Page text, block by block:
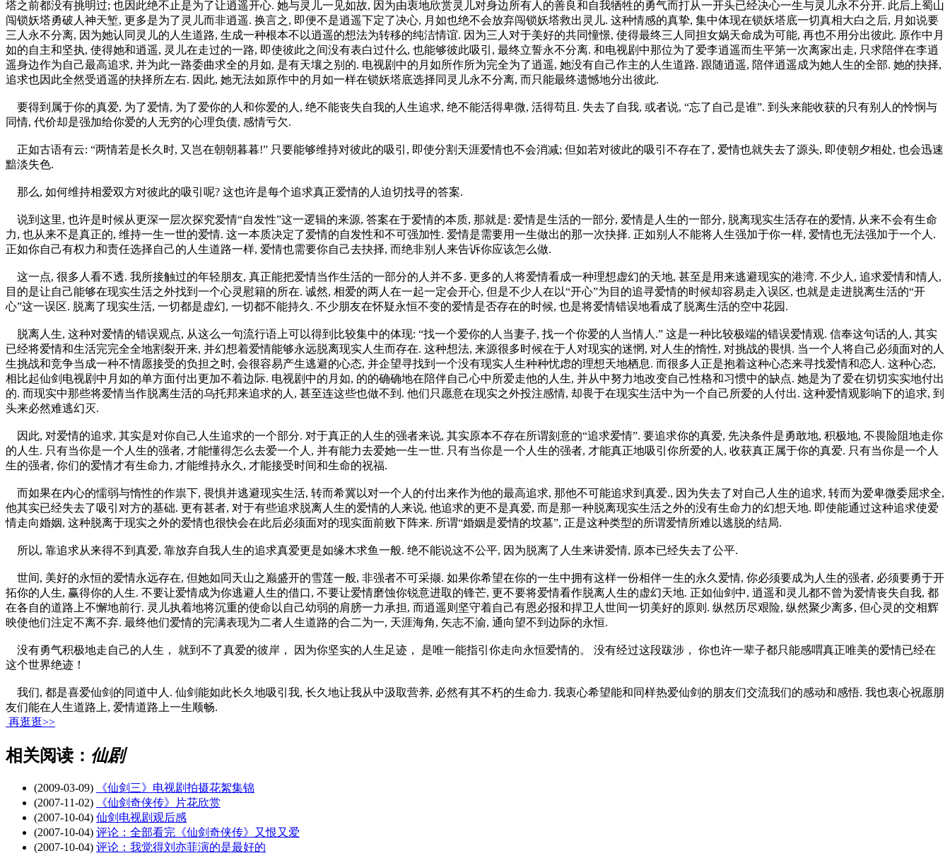
塔之前都没有挑明过; 也因此绝不止是为了让逍遥开心. 她与灵儿一见如故, 因为由衷地欣赏灵儿对身边所有人的善良和自我牺牲的勇气而打从一开头已经决心一生与灵儿永不分开. 此后上蜀山
闯锁妖塔勇破人神天堑, 更多是为了灵儿而非逍遥. 换言之, 即便不是逍遥下定了决心, 月如也绝不会放弃闯锁妖塔救出灵儿. 这种情感的真挚, 集中体现在锁妖塔底一切真相大白之后, 月如说要
三人永不分离, 因为她认同灵儿的人生道路, 生成一种根本不以逍遥的想法为转移的纯洁情谊. 因为三人对于美好的共同憧憬, 使得最终三人同担女娲天命成为可能, 再也不用分出彼此. 原作中月
如的自主和坚执, 使得她和逍遥, 灵儿在走过的一路, 即使彼此之间没有表白过什么, 也能够彼此吸引, 最终立誓永不分离. 和电视剧中那位为了爱李逍遥而生平第一次离家出走, 只求陪伴在李逍
遥身边作为自己最高追求, 并为此一路委曲求全的月如, 是有天壤之别的. 电视剧中的月如所作所为完全为了逍遥, 她没有自己作主的人生道路. 跟随逍遥, 陪伴逍遥成为她人生的全部. 她的抉择,
追求也因此全然受逍遥的抉择所左右. 因此, 她无法如原作中的月如一样在锁妖塔底选择同灵儿永不分离, 而只能最终遗憾地分出彼此.
要得到属于你的真爱, 为了爱情, 为了爱你的人和你爱的人, 绝不能丧失自我的人生追求, 绝不能活得卑微, 活得苟且. 失去了自我, 或者说, “忘了自己是谁”. 到头来能收获的只有别人的怜悯与
同情, 代价却是强加给你爱的人无穷的心理负债, 感情亏欠.
正如古语有云: “两情若是长久时, 又岂在朝朝暮暮!” 只要能够维持对彼此的吸引, 即使分割天涯爱情也不会消减; 但如若对彼此的吸引不存在了, 爱情也就失去了源头, 即使朝夕相处, 也会迅速
黯淡失色.
那么, 如何维持相爱双方对彼此的吸引呢? 这也许是每个追求真正爱情的人迫切找寻的答案.
说到这里, 也许是时候从更深一层次探究爱情“自发性”这一逻辑的来源, 答案在于爱情的本质, 那就是: 爱情是生活的一部分, 爱情是人生的一部分, 脱离现实生活存在的爱情, 从来不会有生命
力, 也从来不是真正的, 维持一生一世的爱情. 这一本质决定了爱情的自发性和不可强加性. 爱情是需要用一生做出的那一次抉择. 正如别人不能将人生强加于你一样, 爱情也无法强加于一个人.
正如你自己有权力和责任选择自己的人生道路一样, 爱情也需要你自己去抉择, 而绝非别人来告诉你应该怎么做.
这一点, 很多人看不透. 我所接触过的年轻朋友, 真正能把爱情当作生活的一部分的人并不多. 更多的人将爱情看成一种理想虚幻的天地, 甚至是用来逃避现实的港湾. 不少人, 追求爱情和情人,
目的是让自己能够在现实生活之外找到一个心灵慰籍的所在. 诚然, 相爱的两人在一起一定会开心, 但是不少人在以“开心”为目的追寻爱情的时候却容易走入误区, 也就是走进脱离生活的“开
心”这一误区. 脱离了现实生活, 一切都是虚幻, 一切都不能持久. 不少朋友在怀疑永恒不变的爱情是否存在的时候, 也是将爱情错误地看成了脱离生活的空中花园.
脱离人生, 这种对爱情的错误观点, 从这么一句流行语上可以得到比较集中的体现: “找一个爱你的人当妻子, 找一个你爱的人当情人.” 这是一种比较极端的错误爱情观. 信奉这句话的人, 其实
已经将爱情和生活完完全全地割裂开来, 并幻想着爱情能够永远脱离现实人生而存在. 这种想法, 来源很多时候在于人对现实的迷惘, 对人生的惰性, 对挑战的畏惧. 当一个人将自己必须面对的人
生挑战和竞争当成一种不情愿接受的负担之时, 会很容易产生逃避的心态, 并企望寻找到一个没有现实人生种种忧虑的理想天地栖息. 而很多人正是抱着这种心态来寻找爱情和恋人. 这种心态,
相比起仙剑电视剧中月如的单方面付出更加不着边际. 电视剧中的月如, 的的确确地在陪伴自己心中所爱走他的人生, 并从中努力地改变自己性格和习惯中的缺点. 她是为了爱在切切实实地付出
的. 而现实中那些将爱情当作脱离生活的乌托邦来追求的人, 甚至连这些也做不到. 他们只愿意在现实之外投注感情, 却畏于在现实生活中为一个自己所爱的人付出. 这种爱情观影响下的追求, 到
头来必然难逃幻灭.
因此, 对爱情的追求, 其实是对你自己人生追求的一个部分. 对于真正的人生的强者来说, 其实原本不存在所谓刻意的“追求爱情”. 要追求你的真爱, 先决条件是勇敢地, 积极地, 不畏险阻地走你
的人生. 只有当你是一个人生的强者, 才能懂得怎么去爱一个人, 并有能力去爱她一生一世. 只有当你是一个人生的强者, 才能真正地吸引你所爱的人, 收获真正属于你的真爱. 只有当你是一个人
生的强者, 你们的爱情才有生命力, 才能维持永久, 才能接受时间和生命的祝福.
而如果在内心的懦弱与惰性的作祟下, 畏惧并逃避现实生活, 转而希冀以对一个人的付出来作为他的最高追求, 那他不可能追求到真爱., 因为失去了对自己人生的追求, 转而为爱卑微委屈求全,
他其实已经失去了吸引对方的基础. 更有甚者, 对于有些追求脱离人生的爱情的人来说, 他追求的更不是真爱, 而是那一种脱离现实生活之外的没有生命力的幻想天地. 即使能通过这种追求使爱
情走向婚姻, 这种脱离于现实之外的爱情也很快会在此后必须面对的现实面前败下阵来. 所谓“婚姻是爱情的坟墓”, 正是这种类型的所谓爱情所难以逃脱的结局.
所以, 靠追求从来得不到真爱, 靠放弃自我人生的追求真爱更是如缘木求鱼一般. 绝不能说这不公平, 因为脱离了人生来讲爱情, 原本已经失去了公平.
世间, 美好的永恒的爱情永远存在, 但她如同天山之巅盛开的雪莲一般, 非强者不可采撷. 如果你希望在你的一生中拥有这样一份相伴一生的永久爱情, 你必须要成为人生的强者, 必须要勇于开
拓你的人生, 赢得你的人生. 不要让爱情成为你逃避人生的借口, 不要让爱情磨蚀你锐意进取的锋芒, 更不要将爱情看作脱离人生的虚幻天地. 正如仙剑中, 逍遥和灵儿都不曾为爱情丧失自我, 都
在各自的道路上不懈地前行. 灵儿执着地将沉重的使命以自己幼弱的肩膀一力承担, 而逍遥则坚守着自己有恩必报和捍卫人世间一切美好的原则. 纵然历尽艰险, 纵然聚少离多, 但心灵的交相辉
映使他们注定不离不弃. 最终他们爱情的完满表现为二者人生道路的合二为一, 天涯海角, 矢志不渝, 通向望不到边际的永恒.
没有勇气积极地走自己的人生， 就到不了真爱的彼岸， 因为你坚实的人生足迹， 是唯一能指引你走向永恒爱情的。 没有经过这段跋涉， 你也许一辈子都只能感喟真正唯美的爱情已经在
这个世界绝迹！
我们, 都是喜爱仙剑的同道中人. 仙剑能如此长久地吸引我, 长久地让我从中汲取营养, 必然有其不朽的生命力. 我衷心希望能和同样热爱仙剑的朋友们交流我们的感动和感悟. 我也衷心祝愿朋
友们能在人生道路上, 爱情道路上一生顺畅.
再逛逛>>
相关阅读： 仙剧
(2009-03-09)
《仙剑三》电视剧拍摄花絮集锦
(2007-11-02)
《仙剑奇侠传》片花欣赏
(2007-10-04) 仙剑电视剧观后感
(2007-10-04) 评论：全部看完《仙剑奇侠传》又恨又爱
(2007-10-04) 评论：我觉得刘亦菲演的是最好的